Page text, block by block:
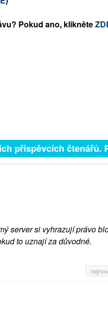
Pokud ano, klikněte
příspěvcích čtenářů.
server si vyhrazují právo
to uznají za důvodné.